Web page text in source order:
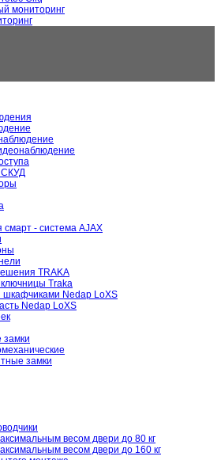
мониторинг
СКУД
смарт - система AJAX
TRAKA
Traka
шкафчиками Nedap LoXS
Nedap LoXS
замки
замки
весом двери до 80 кг
весом двери до 160 кг